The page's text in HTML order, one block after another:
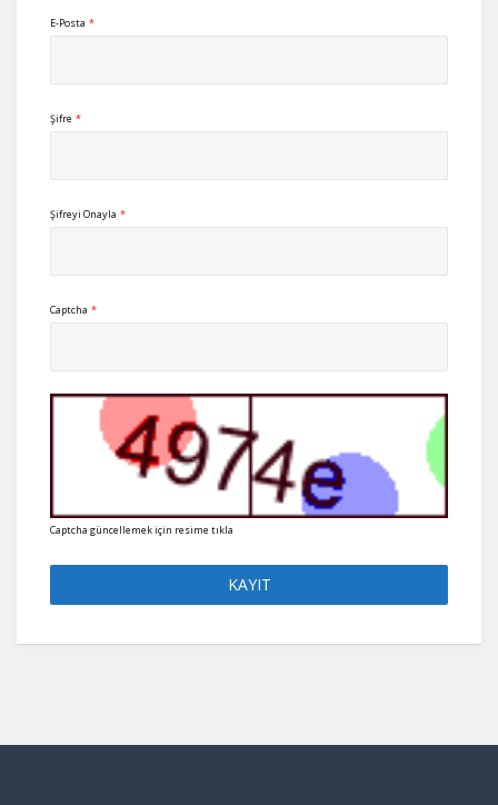
E-Posta *
Şifre *
Şifreyi Onayla *
Captcha *
Captcha güncellemek için resime tıkla